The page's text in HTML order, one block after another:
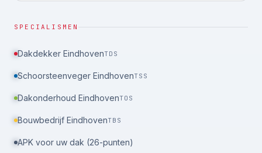
SPECIALISMEN
Dakdekker EindhovenTDS
Schoorsteenveger EindhovenTSS
Dakonderhoud EindhovenTOS
Bouwbedrijf EindhovenTBS
APK voor uw dak (26-punten)